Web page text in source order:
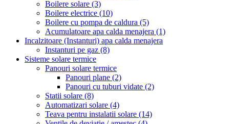
Boilere solare (3)
Boilere electrice (10)
Boilere cu pompa de caldura (5)
Acumulatoare apa calda menajera (1)
Incalzitoare (Instanturi) apa calda menajera
Instanturi pe gaz (8)
Sisteme solare termice
Panouri solare termice
Panouri plane (2)
Panouri cu tuburi vidate (2)
Statii solare (8)
Automatizari solare (4)
Teava pentru instalatii solare (14)